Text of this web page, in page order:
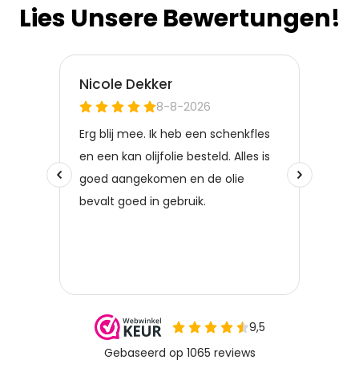
Lies Unsere Bewertungen!